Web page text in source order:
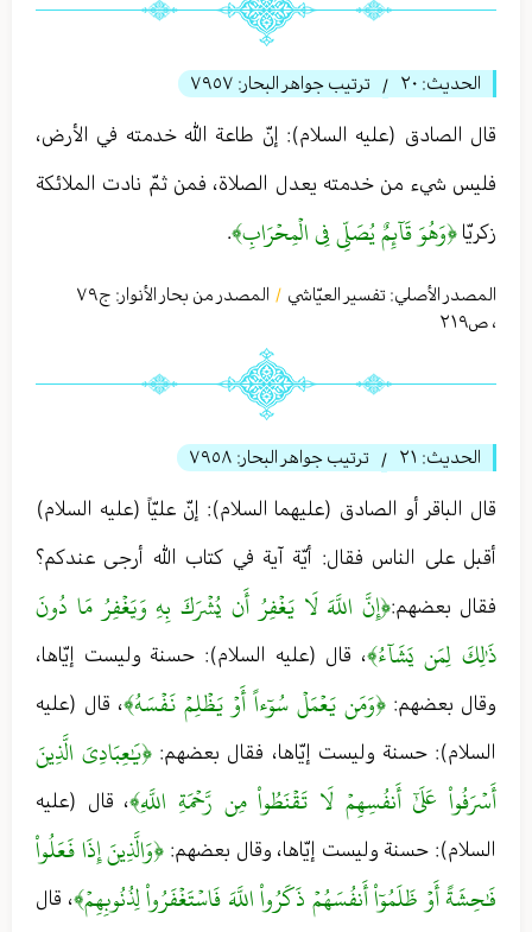
الحديث: ٢٠ / ترتيب جواهر البحار: ٧٩٥٧
قال الصادق (عليه السلام): إنّ طاعة الله خدمته في الأرض،
فليس شيء من خدمته يعدل الصلاة، فمن ثمّ نادت الملائكة
زكريّا ﴿وَهُوَ قَآئِمٌ يُصَلِّي فِي الۡمِحۡرَابِ﴾.
المصدر الأصلي: تفسير العيّاشي / المصدر من بحار الأنوار: ج٧٩
، ص٢١٩
الحديث: ٢١ / ترتيب جواهر البحار: ٧٩٥٨
قال الباقر أو الصادق (عليهما السلام): إنّ عليّاً (عليه السلام)
أقبل على الناس فقال: أيّة آية في كتاب الله أرجى عندكم؟
فقال بعضهم:﴿إِنَّ اللَّهَ لَا يَغۡفِرُ أَن يُشۡرَكَ بِهِ وَيَغۡفِرُ مَا دُونَ
ذَٰلِكَ لِمَن يَشَآءُ﴾، قال (عليه السلام): حسنة وليست إيّاها،
وقال بعضهم: ﴿وَمَن يَعۡمَلۡ سُوٓءاً أَوۡ يَظۡلِمۡ نَفۡسَهُ﴾، قال (عليه
السلام): حسنة وليست إيّاها، فقال بعضهم: ﴿يَٰعِبَادِيَ الَّذِينَ
أَسۡرَفُواْ عَلَىٰٓ أَنفُسِهِمۡ لَا تَقۡنَطُواْ مِن رَّحۡمَةِ اللَّهِ﴾، قال (عليه
السلام): حسنة وليست إيّاها، وقال بعضهم: ﴿وَالَّذِينَ إِذَا فَعَلُواْ
فَٰحِشَةً أَوۡ ظَلَمُوٓاْ أَنفُسَهُمۡ ذَكَرُواْ اللَّهَ فَاسۡتَغۡفَرُواْ لِذُنُوبِهِمۡ﴾، قال